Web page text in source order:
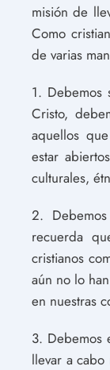
misión de
Como
de varias
1. Debemos
Cristo,
aquellos
estar
culturales,
2.
recuerda
cristianos
aún no lo
en nuestras
3. Debemos
llevar a cabo